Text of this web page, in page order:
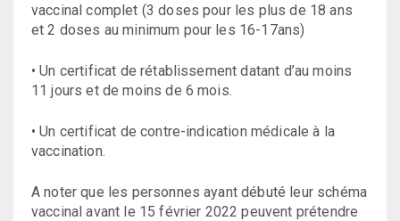
vaccinal complet (3 doses pour les plus de 18 ans
et 2 doses au minimum pour les 16-17ans)
• Un certificat de rétablissement datant d’au moins
11 jours et de moins de 6 mois.
• Un certificat de contre-indication médicale à la
vaccination.
A noter que les personnes ayant débuté leur schéma
vaccinal avant le 15 février 2022 peuvent prétendre